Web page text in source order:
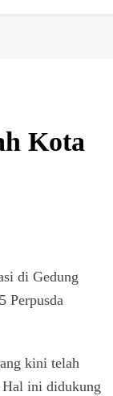
Kota
di Gedung
Perpusda
kini telah
Hal ini didukung